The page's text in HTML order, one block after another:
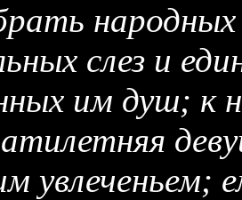
народных
слез и
им душ; к
увлеченьем;